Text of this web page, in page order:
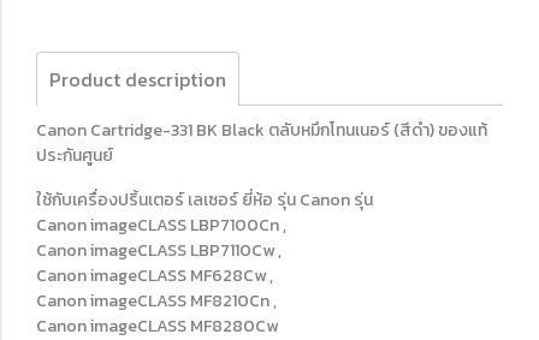
Product description
Canon Cartridge-331 BK Black ตลับหมึกโทนเนอร์ (สีดำ) ของแท้
ประกันศูนย์
ใช้กับเครื่องปริ้นเตอร์ เลเซอร์ ยี่ห้อ รุ่น Canon รุ่น
Canon imageCLASS LBP7100Cn ,
Canon imageCLASS LBP7110Cw ,
Canon imageCLASS MF628Cw ,
Canon imageCLASS MF8210Cn ,
Canon imageCLASS MF8280Cw